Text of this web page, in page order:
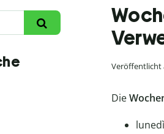
Veröffentlicht
Die